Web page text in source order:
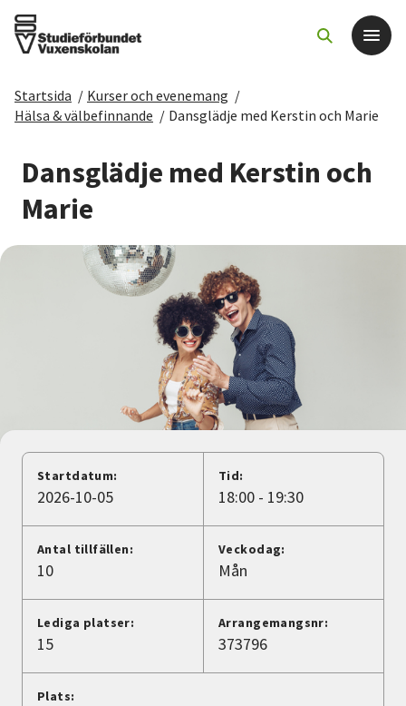
Det här gör vi
För dig som
Sök kurser och evenemang
Avdelningar
Lyssna
Startsida / Kurser och evenemang /
Hälsa & välbefinnande / Dansglädje med Kerstin och Marie
Dansglädje med Kerstin och
Marie
Startdatum:
2026-10-05
Tid:
18:00 - 19:30
Antal tillfällen:
10
Veckodag:
Mån
Lediga platser:
15
Arrangemangsnr:
373796
Plats: